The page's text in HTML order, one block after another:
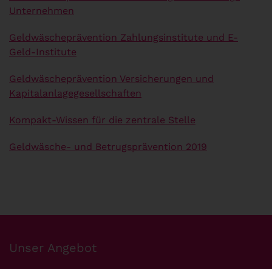
Unternehmen
Geldwäscheprävention Zahlungsinstitute und E-
Geld-Institute
Geldwäscheprävention Versicherungen und
Kapitalanlagegesellschaften
Kompakt-Wissen für die zentrale Stelle
Geldwäsche- und Betrugsprävention 2019
Unser Angebot